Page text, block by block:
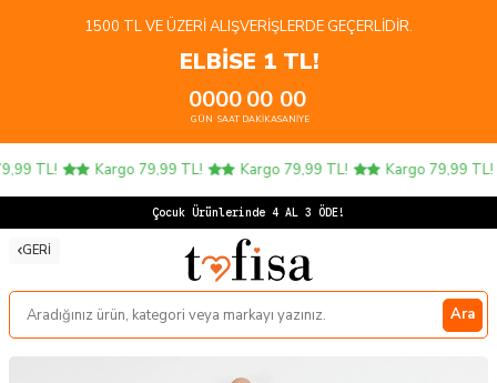
1500 TL VE ÜZERI ALIŞVERIŞLERDE GEÇERLIDIR.
ELBİSE 1 TL!
00
GÜN
00
SAAT
00
DAKIKA
00
SANIYE
TL! Kargo 79,99 TL! Kargo 79,99 TL! Kargo 79,99 TL!
Çocuk Ürünlerinde 4 AL 3 ÖDE!
GERI
Ara